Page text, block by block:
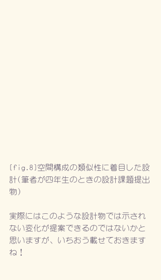
[fig.8]空間構成の類似性に着目した設
計(筆者が四年生のときの設計課題提出
物)
実際にはこのような設計物では示され
ない変化が提案できるのではないかと
思いますが、いちおう載せておきます
ね！